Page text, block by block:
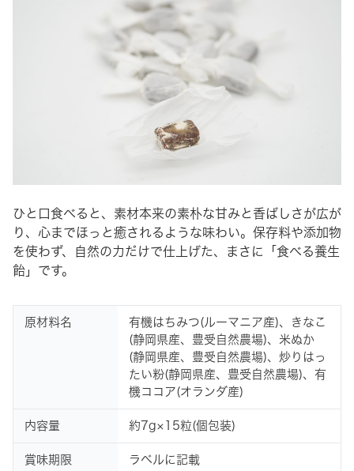
ひと口食べると、素材本来の素朴な甘みと香ばしさが広が
り、心までほっと癒されるような味わい。保存料や添加物
を使わず、自然の力だけで仕上げた、まさに「食べる養生
飴」です。
原材料名
有機はちみつ(ルーマニア産)、きなこ
(静岡県産、豊受自然農場)、米ぬか
(静岡県産、豊受自然農場)、炒りはっ
たい粉(静岡県産、豊受自然農場)、有
機ココア(オランダ産)
内容量 約7g×15粒(個包装)
賞味期限 ラベルに記載